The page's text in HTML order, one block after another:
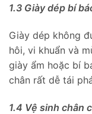
1.3 Giày dép bí
Giày dép không
hôi, vi khuẩn và
giày ẩm hoặc bí
chân rất dễ tái
1.4 Vệ sinh chân